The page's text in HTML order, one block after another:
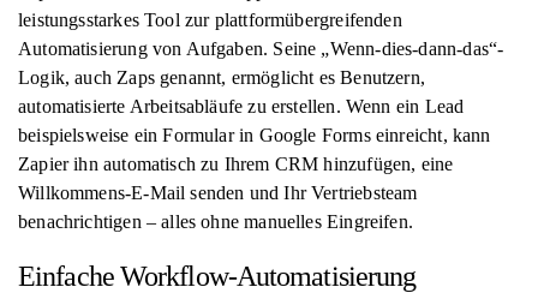
leistungsstarkes Tool zur plattformübergreifenden
Automatisierung von Aufgaben. Seine „Wenn-dies-dann-das“-
Logik, auch Zaps genannt, ermöglicht es Benutzern,
automatisierte Arbeitsabläufe zu erstellen. Wenn ein Lead
beispielsweise ein Formular in Google Forms einreicht, kann
Zapier ihn automatisch zu Ihrem CRM hinzufügen, eine
Willkommens-E-Mail senden und Ihr Vertriebsteam
benachrichtigen – alles ohne manuelles Eingreifen.
Einfache Workflow-Automatisierung